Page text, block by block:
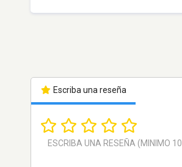
Escriba una reseña